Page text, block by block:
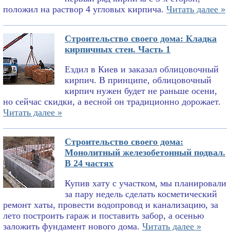
положил на раствор 4 угловых кирпича. Читать далее »
Строительство своего дома: Кладка
кирпичных стен. Часть 1
Ездил в Киев и заказал облицовочный
кирпич. В принципе, облицовочный
кирпич нужен будет не раньше осени,
но сейчас скидки, а весной он традиционно дорожает.
Читать далее »
Строительство своего дома:
Монолитный железобетонный подвал.
В 24 частях
Купив хату с участком, мы планировали
за пару недель сделать косметический
ремонт хаты, провести водопровод и канализацию, за
лето построить гараж и поставить забор, а осенью
заложить фундамент нового дома. Читать далее »